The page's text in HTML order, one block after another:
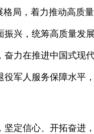
局，着力推动高质
兴，统筹高质量发
力在推进中国式现
军人服务保障水平
定信心、开拓奋进